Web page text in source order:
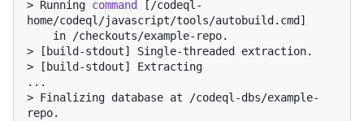
> Running command
[/codeql-
home/codeql/javascript/tools/autobuild.cmd]
>
[build-stdout] Single-threaded extraction.
>
[build-stdout] Extracting
> Finalizing database at /codeql-dbs/example-
repo.